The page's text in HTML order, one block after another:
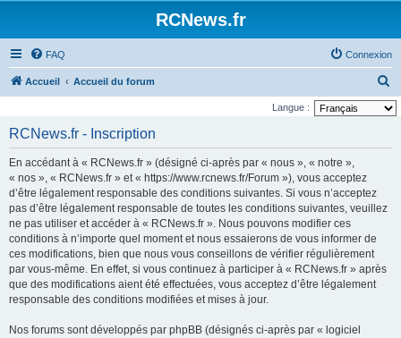
RCNews.fr
FAQ Connexion
Accueil Accueil du forum
e
Langue :
RCNews.fr - Inscription
En accédant à « RCNews.fr » (désigné ci-après par « nous », « notre »,
« nos », « RCNews.fr » et « https://www.rcnews.fr/Forum »), vous acceptez
d’être légalement responsable des conditions suivantes. Si vous n’acceptez
pas d’être légalement responsable de toutes les conditions suivantes, veuillez
ne pas utiliser et accéder à « RCNews.fr ». Nous pouvons modifier ces
conditions à n’importe quel moment et nous essaierons de vous informer de
ces modifications, bien que nous vous conseillons de vérifier régulièrement
par vous-même. En effet, si vous continuez à participer à « RCNews.fr » après
que des modifications aient été effectuées, vous acceptez d’être légalement
responsable des conditions modifiées et mises à jour.
Nos forums sont développés par phpBB (désignés ci-après par « logiciel
Panneau de gestion des cookies